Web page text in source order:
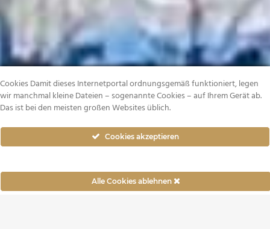
Cookies Damit dieses Internetportal ordnungsgemäß funktioniert, legen
wir manchmal kleine Dateien – sogenannte Cookies – auf Ihrem Gerät ab.
Das ist bei den meisten großen Websites üblich.
Cookies akzeptieren
Alle Cookies ablehnen